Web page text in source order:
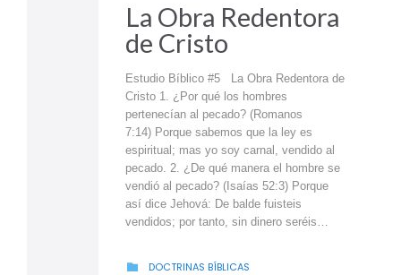
La Obra Redentora
de Cristo
Estudio Bíblico #5 La Obra Redentora de
Cristo 1. ¿Por qué los hombres
pertenecían al pecado? (Romanos
7:14) Porque sabemos que la ley es
espiritual; mas yo soy carnal, vendido al
pecado. 2. ¿De qué manera el hombre se
vendió al pecado? (Isaías 52:3) Porque
así dice Jehová: De balde fuisteis
vendidos; por tanto, sin dinero seréis…
 CATEGORY
DOCTRINAS BÍBLICAS